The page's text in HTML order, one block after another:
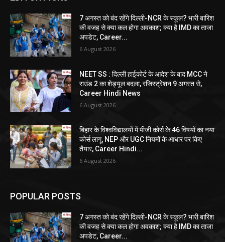
7 अगस्त को बंद रहेंगे दिल्ली-NCR के स्कूल? भारी बारिश
की वजह से क्या कल होगा अवकाश; क्या है IMD का ताजा
अपडेट, Career...
6 August 2026
NEET SS : दिल्ली हाईकोर्ट के आदेश के बाद MCC ने
राउंड 2 का शेड्यूल बदला, रजिस्ट्रेशन 9 अगस्त से,
Career Hindi News
6 August 2026
बिहार के विश्वविद्यालयों में पीजी कोर्स के 46 विषयों का नया
कोर्स लागू, NEP और UGC नियमों के आधार पर किए
तैयार, Career Hindi...
6 August 2026
POPULAR POSTS
7 अगस्त को बंद रहेंगे दिल्ली-NCR के स्कूल? भारी बारिश
की वजह से क्या कल होगा अवकाश; क्या है IMD का ताजा
अपडेट, Career...